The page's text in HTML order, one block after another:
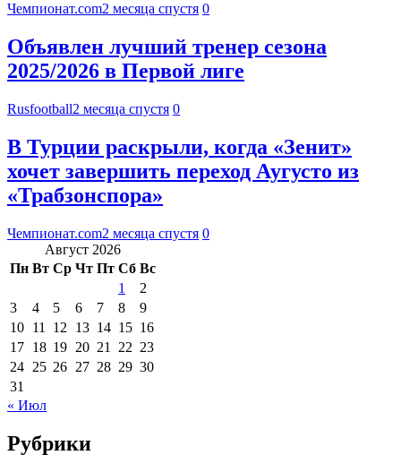
Чемпионат.com2 месяца спустя 0
Объявлен лучший тренер сезона
2025/2026 в Первой лиге
Rusfootball2 месяца спустя 0
В Турции раскрыли, когда «Зенит»
хочет завершить переход Аугусто из
«Трабзонспора»
Чемпионат.com2 месяца спустя 0
Август 2026
Пн Вт Ср Чт Пт Сб Вс
1
2
3
4 5 6 7 8
9
10 11 12 13 14 15 16
17 18 19 20 21 22 23
24 25 26 27 28 29 30
31
« Июл
Рубрики